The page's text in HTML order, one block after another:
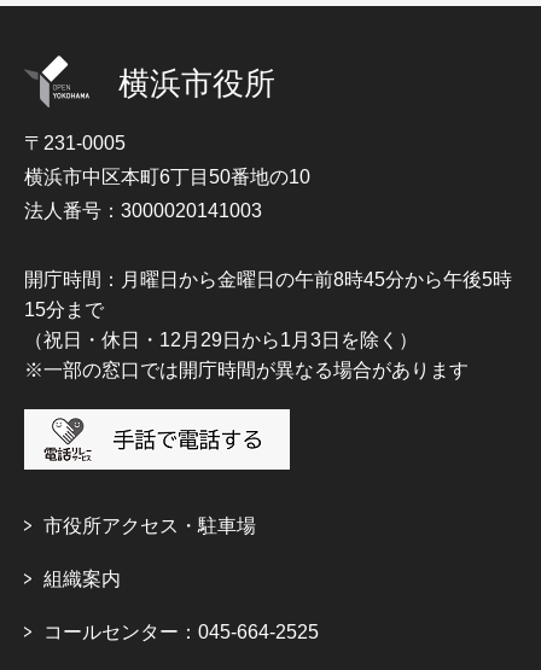
横浜市役所
〒231-0005
横浜市中区本町6丁目50番地の10
法人番号：3000020141003
開庁時間：月曜日から金曜日の午前8時45分から午後5時
15分まで
（祝日・休日・12月29日から1月3日を除く）
※一部の窓口では開庁時間が異なる場合があります
市役所アクセス・駐車場
組織案内
コールセンター：045-664-2525